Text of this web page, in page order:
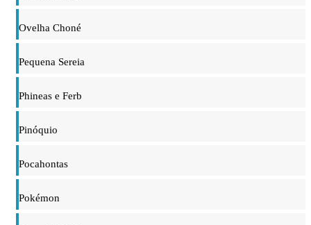
Ovelha Choné
Pequena Sereia
Phineas e Ferb
Pinóquio
Pocahontas
Pokémon